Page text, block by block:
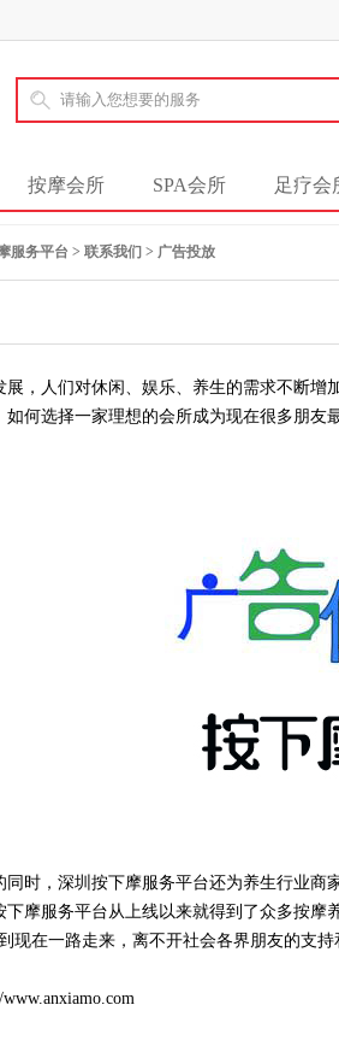
按摩会所 SPA会所 足疗会
服务平台 > 联系我们 > 广告投放
人们对休闲、娱乐、养生的需求不断增
如何选择一家理想的会所成为现在很多朋友
，深圳按下摩服务平台还为养生行业商
下摩服务平台从上线以来就得到了众多按
现在一路走来，离不开社会各界朋友的支
www.anxiamo.com